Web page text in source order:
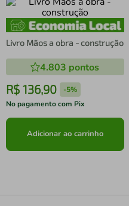
Livro Mãos a obra - construção
4.803 pontos
R$ 136,90 -5%
No pagamento com Pix
Adicionar ao carrinho